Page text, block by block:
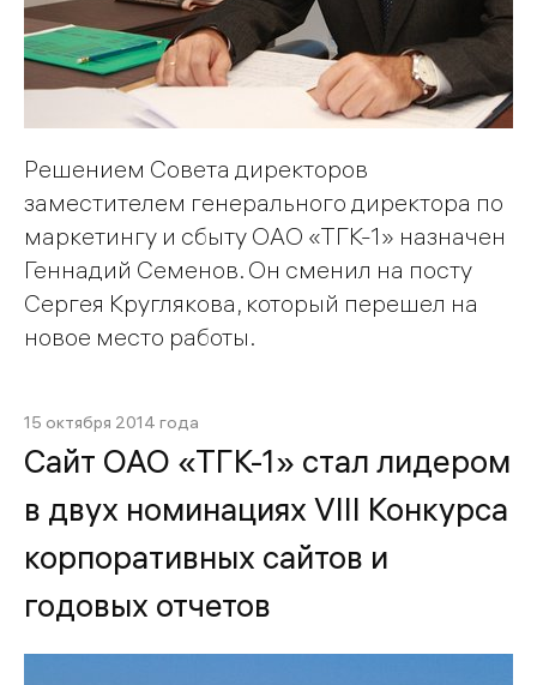
Решением Совета директоров
заместителем генерального директора по
маркетингу и сбыту ОАО «ТГК-1» назначен
Геннадий Семенов. Он сменил на посту
Сергея Круглякова, который перешел на
новое место работы.
15 октября 2014 года
Сайт ОАО «ТГК-1» стал лидером
в двух номинациях VIII Конкурса
корпоративных сайтов и
годовых отчетов